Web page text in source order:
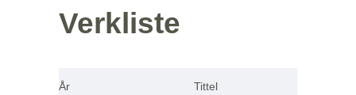
Verkliste
År Tittel